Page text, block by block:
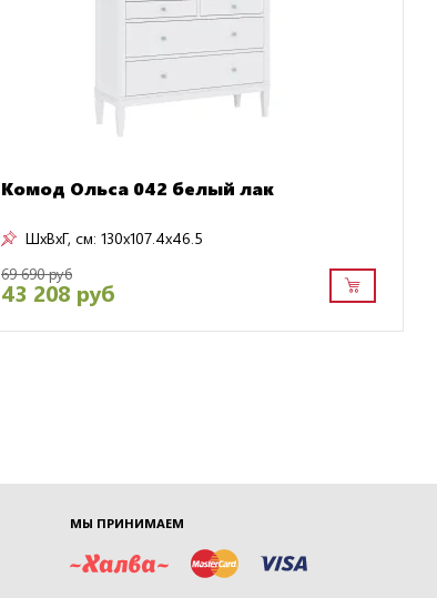
Комод Ольса 042 белый лак
ШxВxГ, см: 130x107.4x46.5
69 690 руб
43 208 руб
МЫ ПРИНИМАЕМ